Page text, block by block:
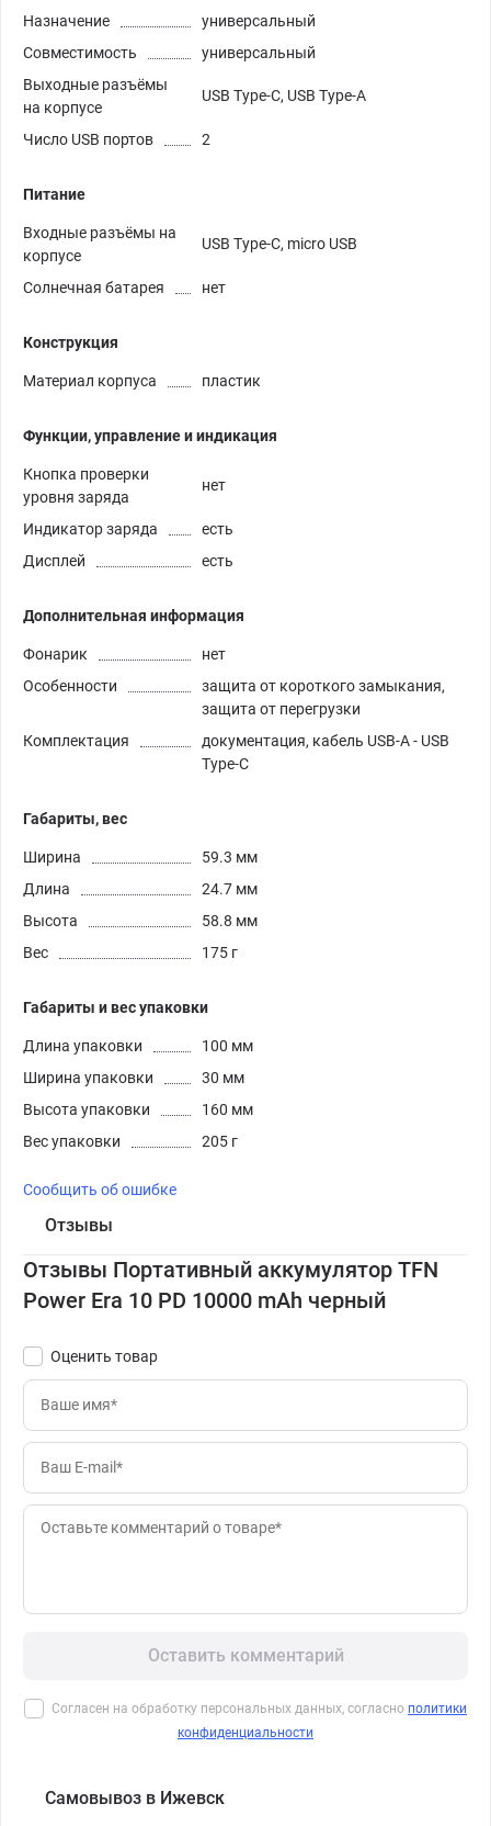
Назначение
универсальный
Совместимость
универсальный
Выходные разъёмы
на корпусе
USB Type-C, USB Type-A
Число USB портов 2
Питание
Входные разъёмы на
корпусе
USB Type-C, micro USB
Солнечная батарея нет
Конструкция
Материал корпуса пластик
Функции, управление и индикация
Кнопка проверки
уровня заряда
нет
Индикатор заряда
есть
Дисплей
есть
Дополнительная информация
Фонарик
нет
Особенности
защита от короткого замыкания,
защита от перегрузки
Комплектация
документация, кабель USB-A - USB
Type-C
Габариты, вес
Ширина
59.3 мм
Длина
24.7 мм
Высота
58.8 мм
Вес
175 г
Габариты и вес упаковки
Длина упаковки
100 мм
Ширина упаковки
30 мм
Высота упаковки
160 мм
Вес упаковки
205 г
Сообщить об ошибке
Отзывы
Отзывы Портативный аккумулятор TFN
Power Era 10 PD 10000 mAh черный
Оценить товар
Оставить комментарий
Согласен на обработку персональных данных, согласно политики
конфиденциальности
Самовывоз в Ижевск